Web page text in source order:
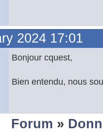
2024 17:01
Bonjour cquest,
Bien entendu, nous
Forum »